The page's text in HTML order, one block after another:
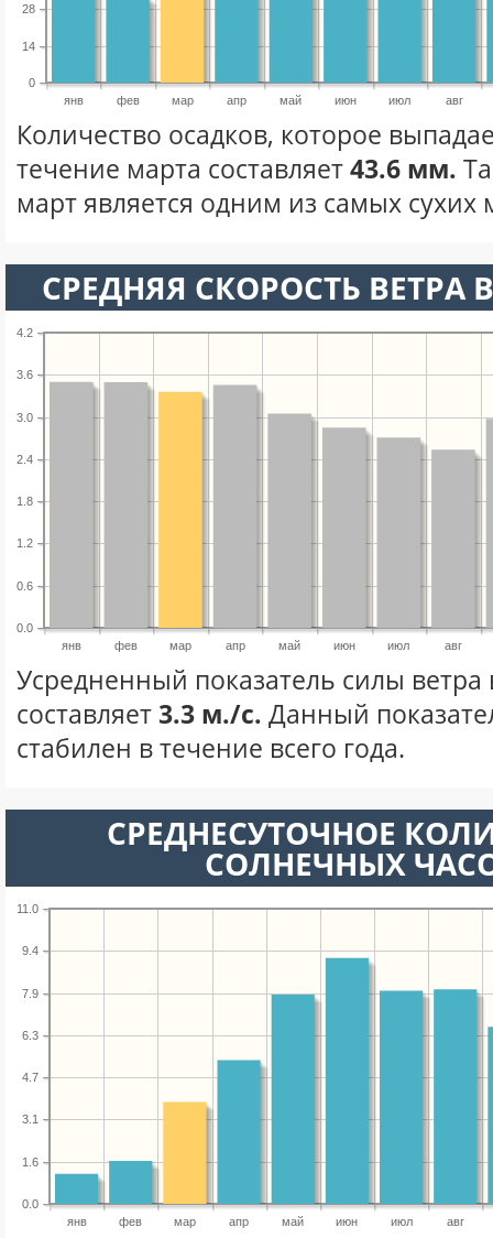
янв фев мар апр май июн июл авг
0
14
28
Количество осадков, которое
течение марта составляет43.6 мм.
март является одним из самых сухих
СРЕДНЯЯ СКОРОСТЬ ВЕТРА
янв фев мар апр май июн июл авг
0.0
0.6
1.2
1.8
2.4
3.0
3.6
4.2
Усредненный показатель силы ветра
составляет3.3 м./с. Данный
стабилен в течение всего года.
СРЕДНЕСУТОЧНОЕ
СОЛНЕЧНЫХ
янв фев мар апр май июн июл авг
0.0
1.6
3.1
4.7
6.3
7.9
9.4
11.0